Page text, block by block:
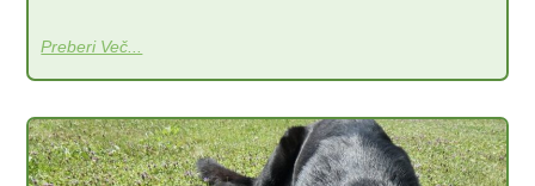
Preberi Več...